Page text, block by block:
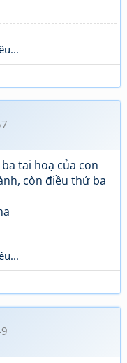
tai hoạ của con
còn điều thứ ba